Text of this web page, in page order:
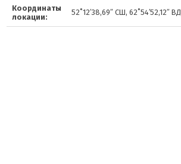
Координаты
локации:
52˚12′38,69″ СШ, 62˚54′52,12″ ВД